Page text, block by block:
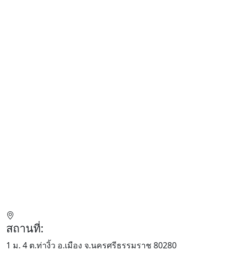
สถานที่:
1 ม. 4 ต.ท่างิ้ว อ.เมือง จ.นครศรีธรรมราช 80280